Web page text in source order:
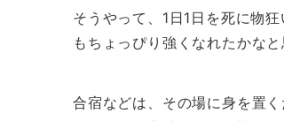
そうやって、1日1日を死に物
もちょっぴり強くなれたかなと
合宿などは、その場に身を置